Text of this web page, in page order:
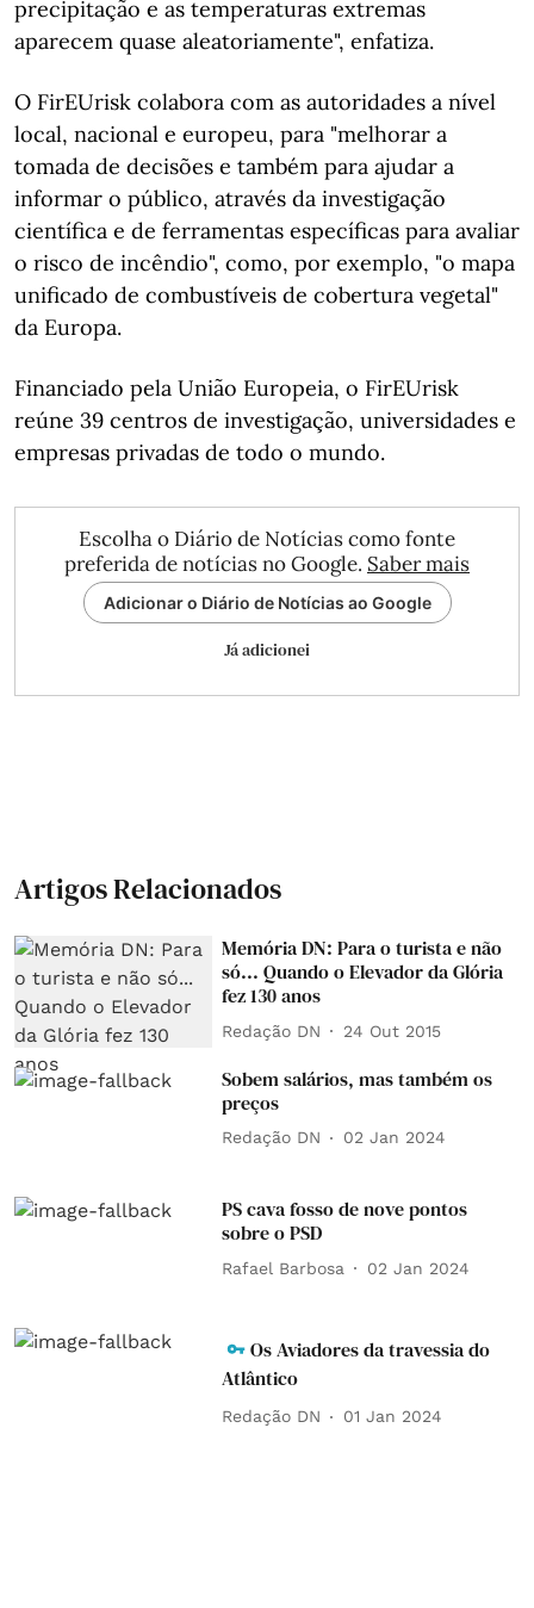
precipitação e as temperaturas extremas
aparecem quase aleatoriamente", enfatiza.
O FirEUrisk colabora com as autoridades a nível
local, nacional e europeu, para "melhorar a
tomada de decisões e também para ajudar a
informar o público, através da investigação
científica e de ferramentas específicas para avaliar
o risco de incêndio", como, por exemplo, "o mapa
unificado de combustíveis de cobertura vegetal"
da Europa.
Financiado pela União Europeia, o FirEUrisk
reúne 39 centros de investigação, universidades e
empresas privadas de todo o mundo.
Escolha o Diário de Notícias como fonte
preferida de notícias no Google. Saber mais
Adicionar o Diário de Notícias ao Google
Já adicionei
Artigos Relacionados
Memória DN: Para o turista e não
só... Quando o Elevador da Glória
fez 130 anos
Redação DN 24 Out 2015
Sobem salários, mas também os
preços
Redação DN 02 Jan 2024
PS cava fosso de nove pontos
sobre o PSD
Rafael Barbosa 02 Jan 2024
Os Aviadores da travessia do
Atlântico
Redação DN 01 Jan 2024